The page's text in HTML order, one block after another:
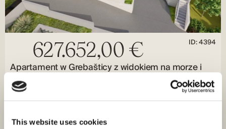
This website uses cookies
627.652,00 € ID: 4394
Apartament w Grebašticy z widokiem na morze i
tarasem na dachu
Grebaštica, Grebaštica
Odległość od morza : 35 M